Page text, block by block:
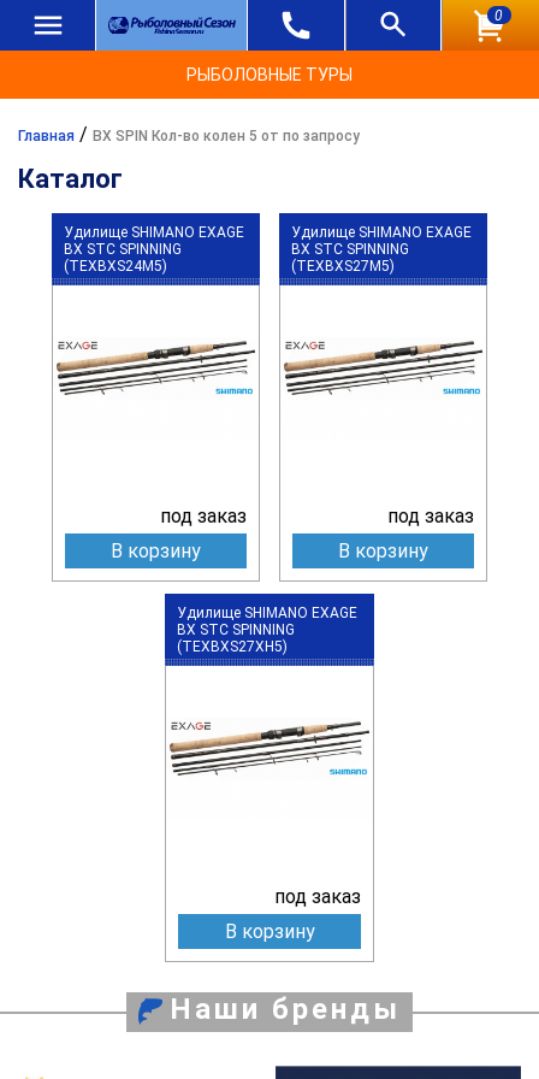
0
РЫБОЛОВНЫЕ ТУРЫ
Главная / BX SPIN Кол-во колен 5 от по запросу
Каталог
Удилище SHIMANO EXAGE
BX STC SPINNING
(TEXBXS24M5)
под заказ
В корзину
Удилище SHIMANO EXAGE
BX STC SPINNING
(TEXBXS27M5)
под заказ
В корзину
Удилище SHIMANO EXAGE
BX STC SPINNING
(TEXBXS27XH5)
под заказ
В корзину
Наши бренды